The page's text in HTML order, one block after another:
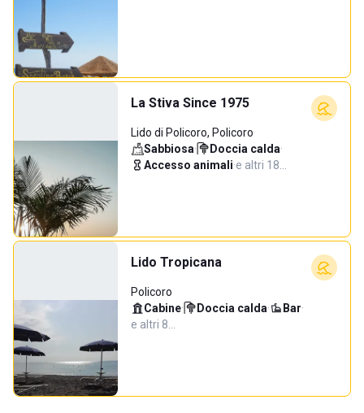
La Stiva Since 1975
Lido di Policoro, Policoro
Sabbiosa· Doccia calda·
Accesso animali·e altri 18…
Lido Tropicana
Policoro
Cabine· Doccia calda· Bar·
e altri 8…